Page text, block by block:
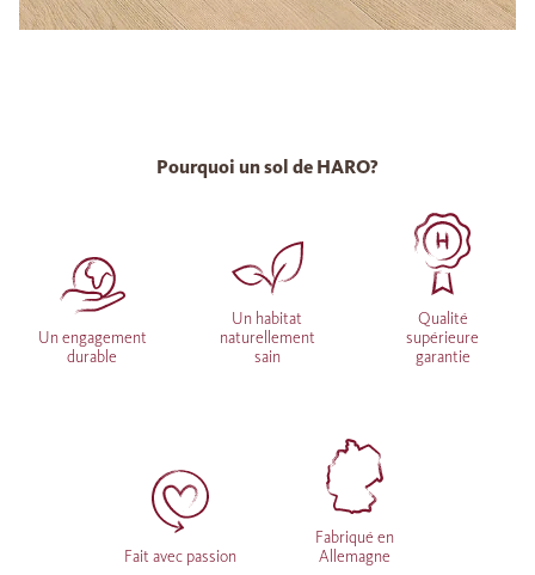
Pourquoi un sol de HARO?
Un engagement
durable
Un habitat
naturellement
sain
Qualité
supérieure
garantie
Fait avec passion
Fabriqué en
Allemagne